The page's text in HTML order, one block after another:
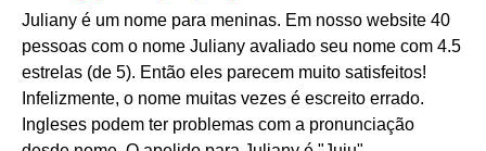
Juliany é um nome para meninas. Em nosso website 40
pessoas com o nome Juliany avaliado seu nome com 4.5
estrelas (de 5). Então eles parecem muito satisfeitos!
Infelizmente, o nome muitas vezes é escreito errado.
Ingleses podem ter problemas com a pronunciação